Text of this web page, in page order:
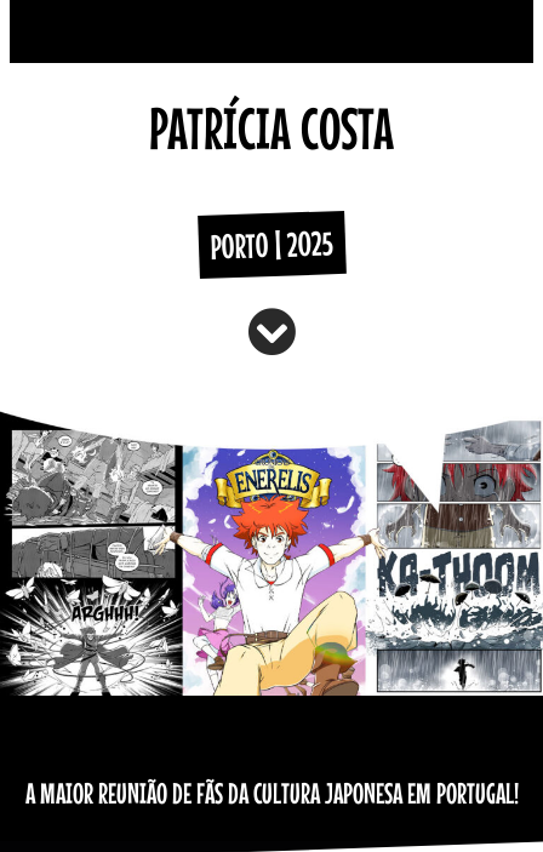
PATRÍCIA COSTA
PORTO | 2025
A MAIOR REUNIÃO DE FÃS DA CULTURA JAPONESA EM PORTUGAL!